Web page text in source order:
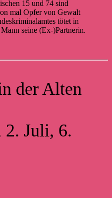
15 und 74 sind
mal Opfer von Gewalt
tötet in
seine (Ex-)Partnerin.
der Alten
2. Juli, 6.